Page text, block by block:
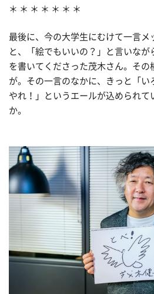
＊ ＊ ＊ ＊ ＊ ＊ ＊
最後に、今の大学生にむけて一言メ
と、「絵でもいいの？」と言いなが
を書いてくださった茂木さん。その
が。その一言のなかに、きっと「い
やれ！」というエールが込められて
か。